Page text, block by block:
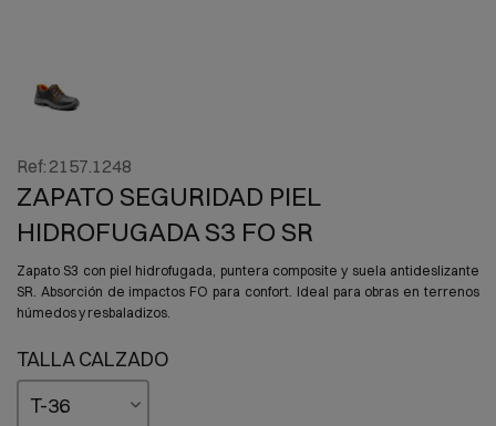
Ref:2157.1248
ZAPATO SEGURIDAD PIEL
HIDROFUGADA S3 FO SR
Zapato S3 con piel hidrofugada, puntera composite y suela antideslizante
SR. Absorción de impactos FO para confort. Ideal para obras en terrenos
húmedos y resbaladizos.
TALLA CALZADO